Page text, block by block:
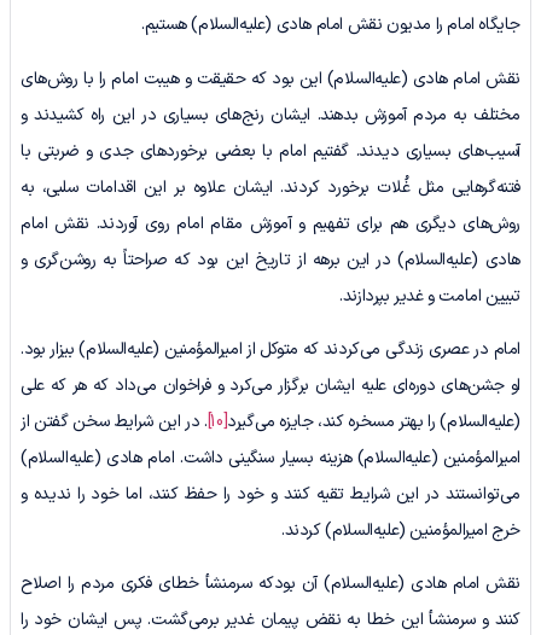
جایگاه امام را مدیون نقش امام هادی (علیه‌السلام) هستیم.
نقش امام هادی (علیه‌السلام) این بود که حقیقت و هیبت امام را با روش‌های
مختلف به مردم آموزش بدهند. ایشان رنج‌های بسیاری در این راه کشیدند و
آسیب‌های بسیاری دیدند. گفتیم امام با بعضی برخوردهای جدی و ضربتی با
فتنه‌گرهایی مثل غُلات برخورد کردند. ایشان علاوه بر این اقدامات سلبی، به
روش‌های دیگری هم برای تفهیم و آموزش مقام امام روی‌ آوردند. نقش امام
هادی (علیه‌السلام) در این برهه از تاریخ این بود که صراحتاً به روشن‌گری و
تبیین امامت و غدیر بپردازند.
امام در عصری زندگی می‌کردند که متوکل از امیرالمؤمنین (علیه‌السلام) بیزار بود.
او جشن‌های دوره‌ای علیه ایشان برگزار می‌کرد و فراخوان می‌داد که هر که علی
(علیه‌السلام) را بهتر مسخره کند، جایزه می‌گیرد[10]
. در این شرایط سخن گفتن از
امیرالمؤمنین (علیه‌السلام) هزینه بسیار سنگینی داشت. امام هادی (علیه‌السلام)
می‌توانستند در این شرایط تقیه کنند و خود را حفظ کنند، اما خود را ندیده و
خرج امیرالمؤمنین (علیه‌السلام) کردند.
نقش امام هادی (علیه‌السلام) آن بودکه سرمنشأ خطای فکری مردم را اصلاح
کنند و سرمنشأ این خطا به نقض پیمان غدیر برمی‌گشت. پس ایشان خود را